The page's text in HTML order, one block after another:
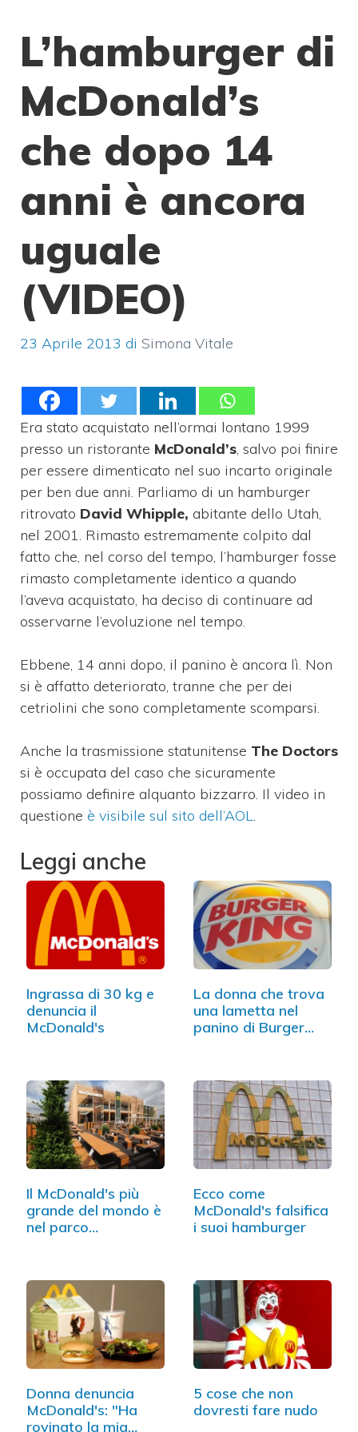
L’hamburger di
McDonald’s
che dopo 14
anni è ancora
uguale
(VIDEO)
23 Aprile 2013 di Simona Vitale
Era stato acquistato nell’ormai lontano 1999
presso un ristorante McDonald’s, salvo poi finire
per essere dimenticato nel suo incarto originale
per ben due anni. Parliamo di un hamburger
ritrovato David Whipple, abitante dello Utah,
nel 2001. Rimasto estremamente colpito dal
fatto che, nel corso del tempo, l’hamburger fosse
rimasto completamente identico a quando
l’aveva acquistato, ha deciso di continuare ad
osservarne l’evoluzione nel tempo.
Ebbene, 14 anni dopo, il panino è ancora lì. Non
si è affatto deteriorato, tranne che per dei
cetriolini che sono completamente scomparsi.
Anche la trasmissione statunitense The Doctors
si è occupata del caso che sicuramente
possiamo definire alquanto bizzarro. Il video in
questione è visibile sul sito dell’AOL.
Leggi anche
Ingrassa di 30 kg e
denuncia il
McDonald's
La donna che trova
una lametta nel
panino di Burger
Il McDonald's più
grande del mondo è
nel parco…
Ecco come
McDonald's falsifica
i suoi hamburger
Donna denuncia
McDonald's: "Ha
rovinato la mia
5 cose che non
dovresti fare nudo